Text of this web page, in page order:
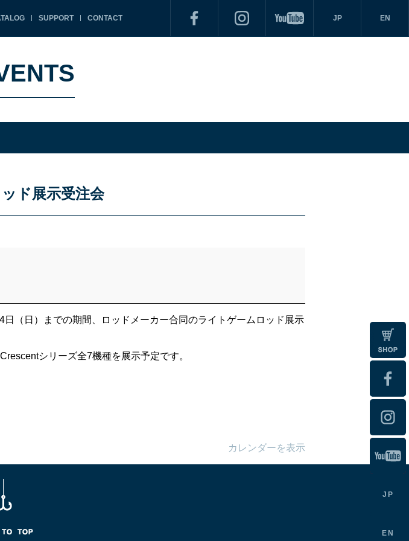
SUPPORT CONTACT EN
JP
ド展示受注会
（日）までの期間、ロッドメーカー合同のライトゲームロッド展示
シリーズ全7機種を展示予定です。
カレンダーを表示
JP
EN